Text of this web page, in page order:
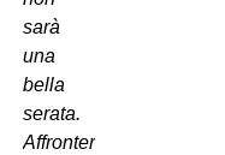
sarà
una
bella
serata.
Affronteremo